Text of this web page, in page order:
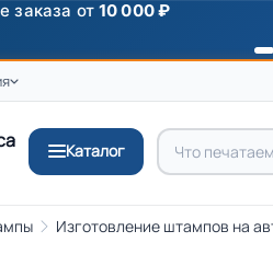
Каталог
Изготовление штам­пов на